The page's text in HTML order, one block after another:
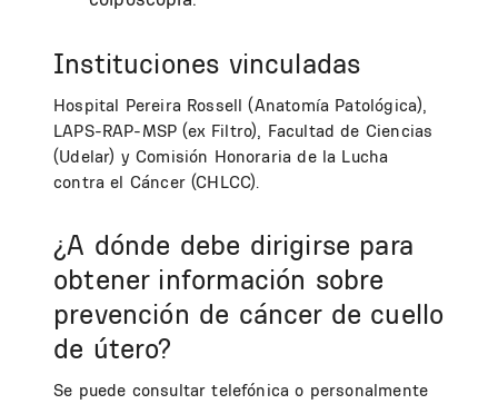
Instituciones vinculadas
Hospital Pereira Rossell (Anatomía Patológica),
LAPS-RAP-MSP (ex Filtro), Facultad de Ciencias
(Udelar) y Comisión Honoraria de la Lucha
contra el Cáncer (CHLCC).
¿A dónde debe dirigirse para
obtener información sobre
prevención de cáncer de cuello
de útero?
Se puede consultar telefónica o personalmente